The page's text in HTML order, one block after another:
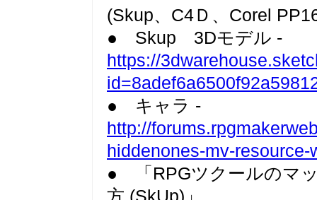
(Skup、C4Ｄ、Corel
● Skup 3Dモデル -
https://
● キャラ -
http://
hiddenones-mv-resource-
● 「RPGツクールのマ